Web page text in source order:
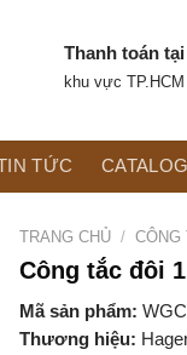
Thanh toán
khu vực TP.HCM
TỨC
TRANG CHỦ / CÔNG
Công tắc đôi
Mã sản phẩm:
Thương hiệu: